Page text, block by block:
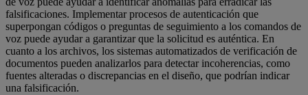
falsificaciones. Implementar procesos de autenticación que
superpongan códigos o preguntas de seguimiento a los comandos de
voz puede ayudar a garantizar que la solicitud es auténtica. En
cuanto a los archivos, los sistemas automatizados de verificación de
documentos pueden analizarlos para detectar incoherencias, como
fuentes alteradas o discrepancias en el diseño, que podrían indicar
una falsificación.